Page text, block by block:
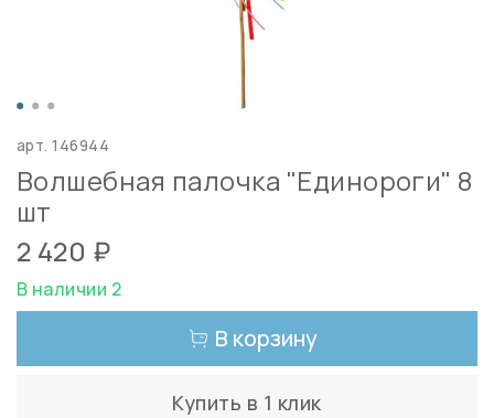
арт.146944
Волшебная палочка "Единороги" 8
шт
2 420 ₽
В наличии 2
В корзину
Купить в 1 клик